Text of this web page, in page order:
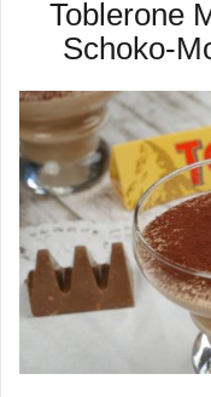
Toblerone
Schoko-